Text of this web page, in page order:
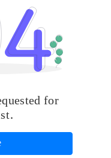
for